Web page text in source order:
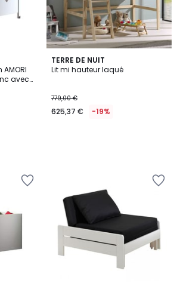
avec
TERRE DE NUIT
Lit mi hauteur laqué
779,00 €
625,37 € -19%